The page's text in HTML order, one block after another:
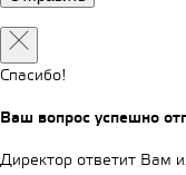
Спасибо!
Ваш вопрос успешно
Директор ответит Вам